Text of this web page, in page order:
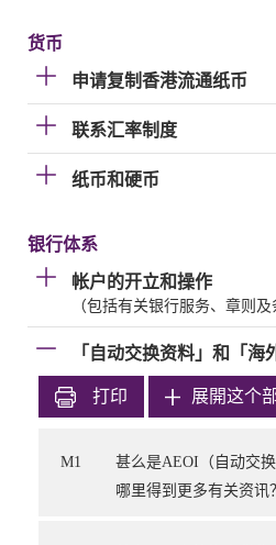
货币
申请复制香港流通纸币
联系汇率制度
纸币和硬币
银行体系
帐户的开立和操作
（包括有关银行服务、章则
「自动交换资料」和「海
打印 展開这个
M1
甚么是AEOI（自动交
哪里得到更多有关资讯